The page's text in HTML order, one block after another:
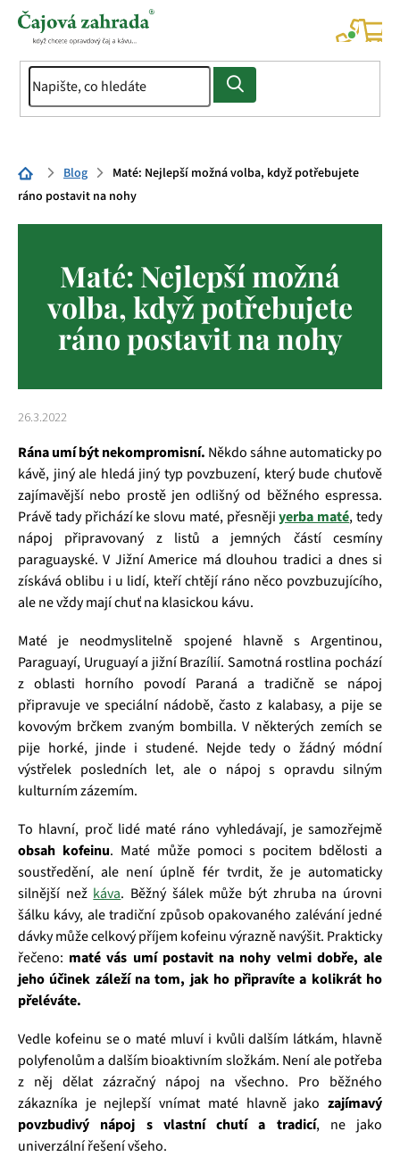
Přejít
Domů Blog
Maté: Nejlepší možná volba, když potřebujete
ráno postavit na nohy
Maté: Nejlepší možná
volba, když potřebujete
ráno postavit na nohy
26.3.2022
Rána umí být nekompromisní. Někdo sáhne automaticky po
kávě, jiný ale hledá jiný typ povzbuzení, který bude chuťově
zajímavější nebo prostě jen odlišný od běžného espressa.
Právě tady přichází ke slovu maté, přesnějiyerba maté, tedy
nápoj připravovaný z listů a jemných částí cesmíny
paraguayské. V Jižní Americe má dlouhou tradici a dnes si
získává oblibu i u lidí, kteří chtějí ráno něco povzbuzujícího,
ale ne vždy mají chuť na klasickou kávu.
Maté je neodmyslitelně spojené hlavně s Argentinou,
Paraguayí, Uruguayí a jižní Brazílií. Samotná rostlina pochází
z oblasti horního povodí Paraná a tradičně se nápoj
připravuje ve speciální nádobě, často z kalabasy, a pije se
kovovým brčkem zvaným bombilla. V některých zemích se
pije horké, jinde i studené. Nejde tedy o žádný módní
výstřelek posledních let, ale o nápoj s opravdu silným
kulturním zázemím.
To hlavní, proč lidé maté ráno vyhledávají, je samozřejmě
obsah kofeinu. Maté může pomoci s pocitem bdělosti a
soustředění, ale není úplně fér tvrdit, že je automaticky
silnější než káva. Běžný šálek může být zhruba na úrovni
šálku kávy, ale tradiční způsob opakovaného zalévání jedné
dávky může celkový příjem kofeinu výrazně navýšit. Prakticky
řečeno: maté vás umí postavit na nohy velmi dobře, ale
jeho účinek záleží na tom, jak ho připravíte a kolikrát ho
přeléváte.
Vedle kofeinu se o maté mluví i kvůli dalším látkám, hlavně
polyfenolům a dalším bioaktivním složkám. Není ale potřeba
z něj dělat zázračný nápoj na všechno. Pro běžného
zákazníka je nejlepší vnímat maté hlavně jako zajímavý
povzbudivý nápoj s vlastní chutí a tradicí, ne jako
univerzální řešení všeho.